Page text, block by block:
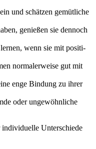
und schät­zen gemüt­li­che
genie­ßen sie den­noch
wenn sie mit posi­ti­
nor­ma­ler­wei­se gut mit
enge Bin­dung zu ihrer
oder unge­wöhn­li­che
indi­vi­du­el­le Unter­schie­de